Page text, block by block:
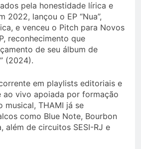
pela honestidade lírica e
2022, lançou o EP “Nua”,
e venceu o Pitch para Novos
reconhecimento que
de seu álbum de
(2024).
em playlists editoriais e
ao vivo apoiada por formação
musical, THAMI já se
como Blue Note, Bourbon
além de circuitos SESI-RJ e